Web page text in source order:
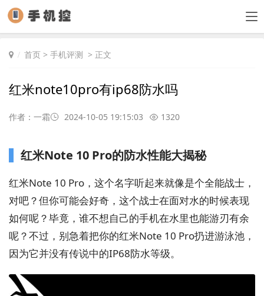
首页 > 手机评测 > 正文
红米note10pro有ip68防水吗
作者：一霜 2024-10-05 19:15:03 1320
红米Note 10 Pro的防水性能大揭秘
红米Note 10 Pro，这个名字听起来就像是个全能战士，
对吧？但你可能会好奇，这个战士在面对水的时候表现
如何呢？毕竟，谁不想自己的手机在水里也能游刃有余
呢？不过，别急着把你的红米Note 10 Pro扔进游泳池，
因为它并没有传说中的IP68防水等级。